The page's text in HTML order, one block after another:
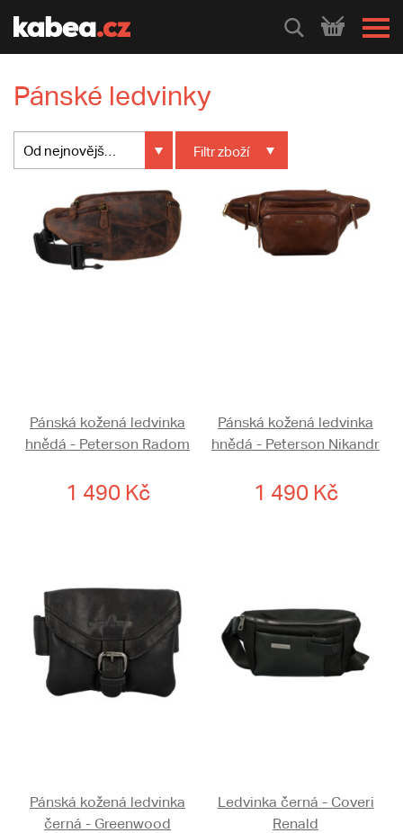
HLEDEJ
Pánské ledvinky
Filtrzboží
Pánská kožená ledvinka
hnědá - Peterson Radom
1 490 Kč
Pánská kožená ledvinka
hnědá - Peterson Nikandr
1 490 Kč
Pánská kožená ledvinka
černá - Greenwood
Ledvinka černá - Coveri
Renald